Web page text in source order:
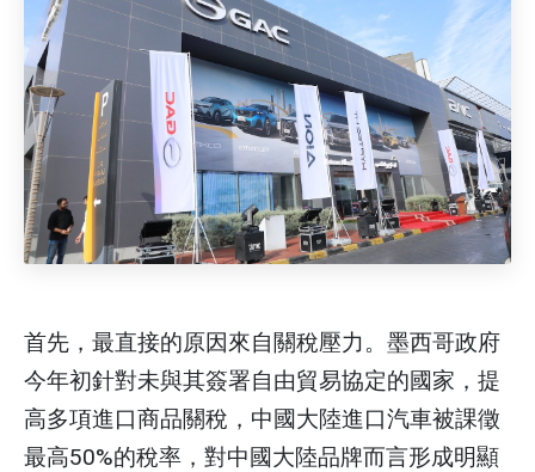
首先，最直接的原因來自關稅壓力。墨西哥政府
今年初針對未與其簽署自由貿易協定的國家，提
高多項進口商品關稅，中國大陸進口汽車被課徵
最高50%的稅率，對中國大陸品牌而言形成明顯